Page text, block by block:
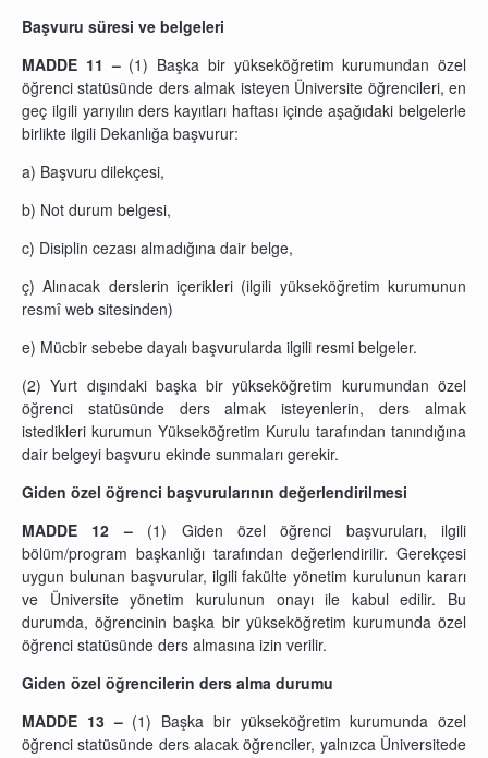
Başvuru süresi ve belgeleri
MADDE 11 – (1) Başka bir yükseköğretim kurumundan özel
öğrenci statüsünde ders almak isteyen Üniversite öğrencileri, en
geç ilgili yarıyılın ders kayıtları haftası içinde aşağıdaki belgelerle
birlikte ilgili Dekanlığa başvurur:
a) Başvuru dilekçesi,
b) Not durum belgesi,
c) Disiplin cezası almadığına dair belge,
ç) Alınacak derslerin içerikleri (ilgili yükseköğretim kurumunun
resmî web sitesinden)
e) Mücbir sebebe dayalı başvurularda ilgili resmi belgeler.
(2) Yurt dışındaki başka bir yükseköğretim kurumundan özel
öğrenci statüsünde ders almak isteyenlerin, ders almak
istedikleri kurumun Yükseköğretim Kurulu tarafından tanındığına
dair belgeyi başvuru ekinde sunmaları gerekir.
Giden özel öğrenci başvurularının değerlendirilmesi
MADDE 12 –(1) Giden özel öğrenci başvuruları, ilgili
bölüm/program başkanlığı tarafından değerlendirilir. Gerekçesi
uygun bulunan başvurular, ilgili fakülte yönetim kurulunun kararı
ve Üniversite yönetim kurulunun onayı ile kabul edilir. Bu
durumda, öğrencinin başka bir yükseköğretim kurumunda özel
öğrenci statüsünde ders almasına izin verilir.
Giden özel öğrencilerin ders alma durumu
MADDE 13 –(1) Başka bir yükseköğretim kurumunda özel
öğrenci statüsünde ders alacak öğrenciler, yalnızca Üniversitede